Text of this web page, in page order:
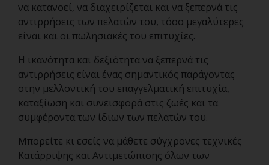
να κατανοεί, να διαχειρίζεται και να ξεπερνά τις
αντιρρήσεις των πελατών του, τόσο μεγαλύτερες
είναι και οι πωλησιακές του επιτυχίες.
Η ικανότητα και δεξιότητα να ξεπερνά τις
αντιρρήσεις είναι ένας σημαντικός παράγοντας
στην μελλοντική του επαγγελματική επιτυχία,
καταξίωση και συνεισφορά στις ζωές και τα
συμφέροντα των ίδιων των πελατών του.
Μπορείτε κι εσείς να μάθετε σύγχρονες τεχνικές
Κατάρριψης και Αντιμετώπισης όλων των